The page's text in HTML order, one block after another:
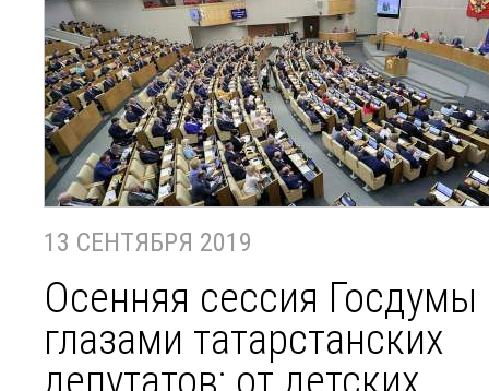
13 СЕНТЯБРЯ 2019
Осенняя сессия Госдумы
глазами татарстанских
депутатов: от детских